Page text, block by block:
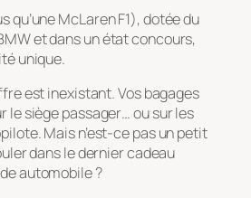
qu’une McLaren F1), dotée du
et dans un état concours,
unique.
est inexistant. Vos bagages
le siège passager… ou sur les
Mais n’est-ce pas un petit
dans le dernier cadeau
automobile ?